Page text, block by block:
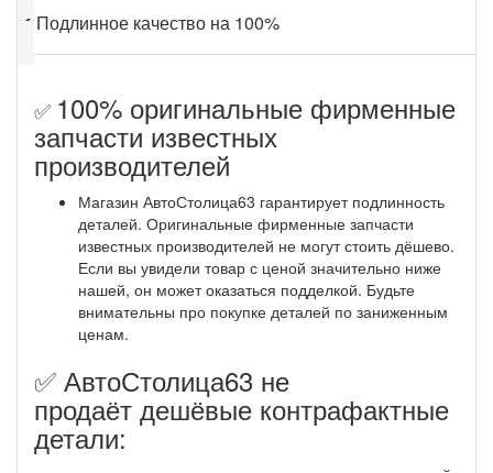
✔ Подлинное качество на 100%
✅ 100% оригинальные фирменные
запчасти известных
производителей
Магазин АвтоСтолица63 гарантирует подлинность
деталей. Оригинальные фирменные запчасти
известных производителей не могут стоить дёшево.
Если вы увидели товар с ценой значительно ниже
нашей, он может оказаться подделкой. Будьте
внимательны про покупке деталей по заниженным
ценам.
✅ АвтоСтолица63 не
продаёт дешёвые контрафактные
детали: